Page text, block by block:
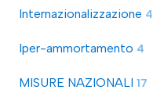
Internazionalizzazione 4
Iper-ammortamento 4
MISURE NAZIONALI 17